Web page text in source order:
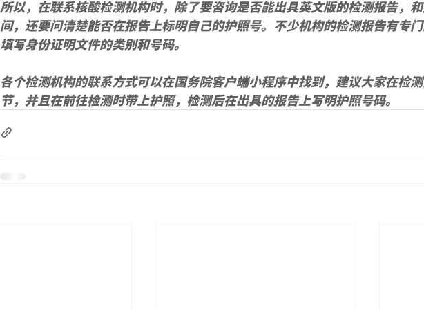
所以，在联系核酸检测机构时，除了要咨询是否能出具英文版的检测报告，
间，还要问清楚能否在报告上标明自己的护照号。不少机构的检测报告有专
填写身份证明文件的类别和号码。
各个检测机构的联系方式可以在国务院客户端小程序中找到，建议大家在检
节，并且在前往检测时带上护照，检测后在出具的报告上写明护照号码。